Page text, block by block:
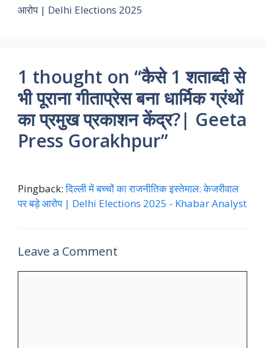
आरोप | Delhi Elections 2025
1 thought on “कैसे 1 शताब्दी से
भी पूराना गीताप्रेस बना धार्मिक ग्रंथों
का प्रमुख प्रकाशन केंद्र?| Geeta
Press Gorakhpur”
Pingback:दिल्ली में बच्चों का राजनीतिक इस्तेमाल: केजरीवाल
पर बड़े आरोप | Delhi Elections 2025 - Khabar Analyst
Leave a Comment